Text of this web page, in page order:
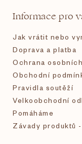
Informace pro
Jak vrátit nebo
Doprava a platba
Ochrana
Obchodní
Pravidla soutěží
Velkoobchodní
Pomáháme
Závady produktů